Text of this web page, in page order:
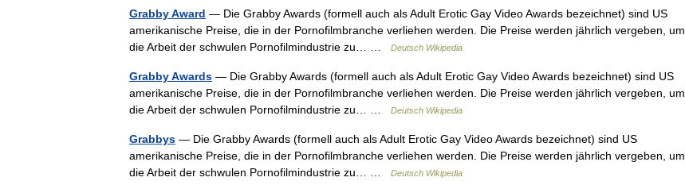
Grabby Award — Die Grabby Awards (formell auch als Adult Erotic Gay Video Awards bezeichnet) sind US
amerikanische Preise, die in der Pornofilmbranche verliehen werden. Die Preise werden jährlich vergeben, um
die Arbeit der schwulen Pornofilmindustrie zu… …
Deutsch Wikipedia
Grabby Awards — Die Grabby Awards (formell auch als Adult Erotic Gay Video Awards bezeichnet) sind US
amerikanische Preise, die in der Pornofilmbranche verliehen werden. Die Preise werden jährlich vergeben, um
die Arbeit der schwulen Pornofilmindustrie zu… …
Deutsch Wikipedia
Grabbys — Die Grabby Awards (formell auch als Adult Erotic Gay Video Awards bezeichnet) sind US
amerikanische Preise, die in der Pornofilmbranche verliehen werden. Die Preise werden jährlich vergeben, um
die Arbeit der schwulen Pornofilmindustrie zu… …
Deutsch Wikipedia